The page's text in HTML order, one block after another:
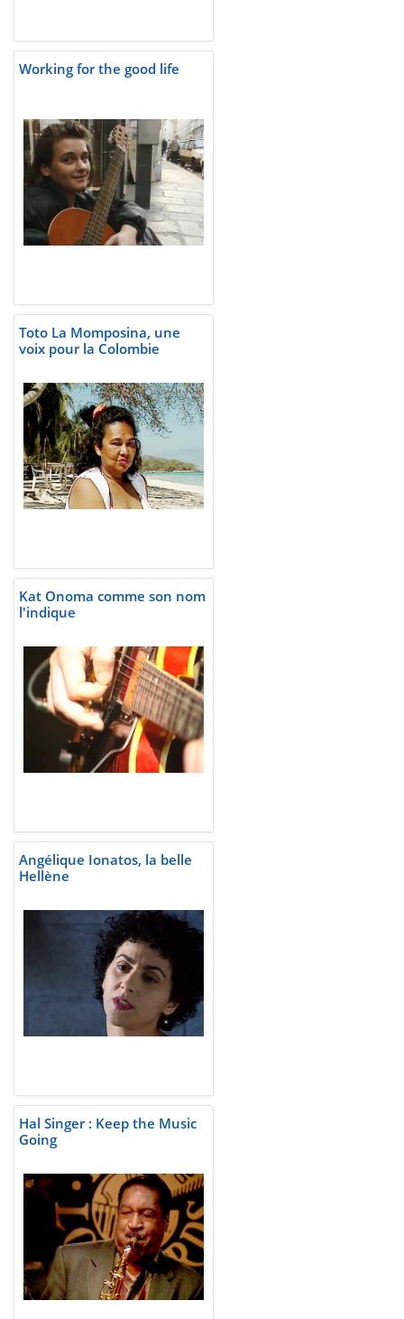
Working for the good life
Toto La Momposina, une
voix pour la Colombie
Kat Onoma comme son nom
l'indique
Angélique Ionatos, la belle
Hellène
Hal Singer : Keep the Music
Going